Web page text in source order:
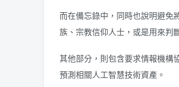
而在備忘錄中，同時也說明避免
族、宗教信仰人士，或是用來判
其他部分，則包含要求情報機構
預測相關人工智慧技術資產。